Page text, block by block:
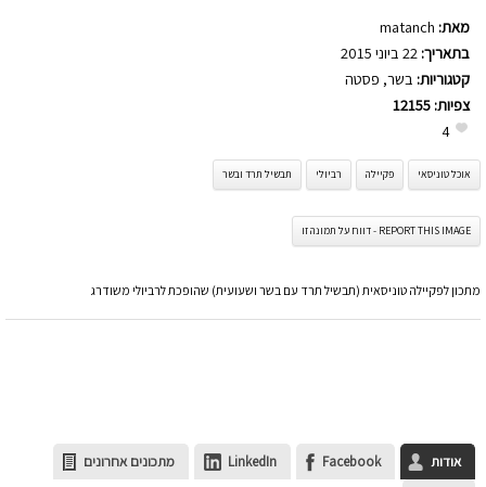
מאת: matanch
בתאריך:
קטגוריות: בשר, פסטה
צפיות: 12155
4
אוכל טוניסאי פקיילה רביולי תבשיל תרד ובשר
REPORT THIS IMAGE - דווח על תמונה זו
מתכון לפקיילה טוניסאית (תבשיל תרד עם בשר ושעועית) שהופכת לרביולי משודרג
אודות Facebook
LinkedIn
מתכונים אחרונים